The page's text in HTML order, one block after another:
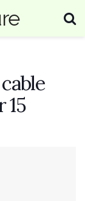
15